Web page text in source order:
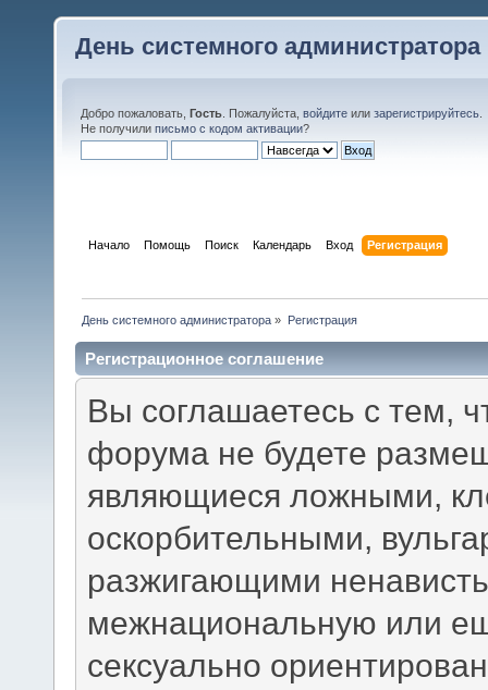
День системного администратора
Добро пожаловать, Гость . Пожалуйста, войдите или зарегистрируйтесь
Не получили письмо с кодом активации?
Начало Помощь Поиск Календарь Вход Регистрация
День системного администратора » Регистрация
Регистрационное соглашение
Вы соглашаетесь с тем,
форума не будете
являющиеся ложными,
оскорбительными,
разжигающими
межнациональную или
сексуально